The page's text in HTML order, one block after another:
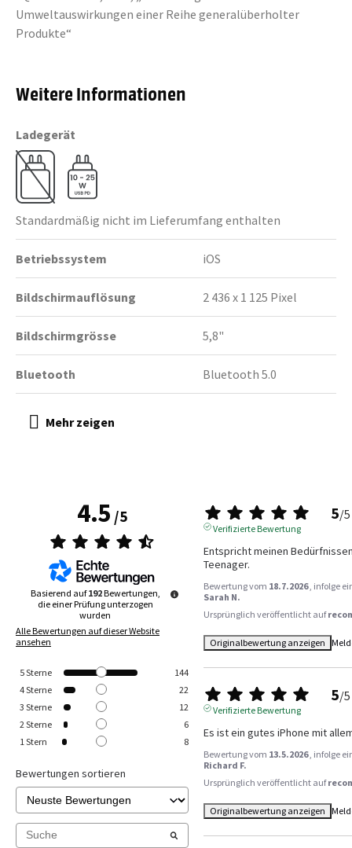
Umweltauswirkungen einer Reihe generalüberholter
Produkte“
Weitere Informationen
Ladegerät
Standardmäßig nicht im Lieferumfang enthalten
Betriebssystem iOS
Bildschirmauflösung 2 436 x 1 125 Pixel
Bildschirmgrösse 5,8"
Bluetooth Bluetooth 5.0
4.5/5
Basierend auf192Bewertungen,
die einer Prüfung unterzogen
wurden
Alle Bewertungen auf dieser Website
ansehen
5Sterne
144
4Sterne
22
3 Sterne
12
2 Sterne
6
1 Stern 8
Bewertungen sortieren
5/5
Verifizierte Bewertung
Entspricht meinen
Teenager.
Bewertung vom 18.7.2026 , infolge
Sarah N.
Ursprünglich veröffentlicht auf
Originalbewertung anzeigen
5/5
Verifizierte Bewertung
Es ist ein gutes iPhone mit
Bewertung vom 13.5.2026 , infolge
Richard F.
Ursprünglich veröffentlicht auf
Originalbewertung anzeigen